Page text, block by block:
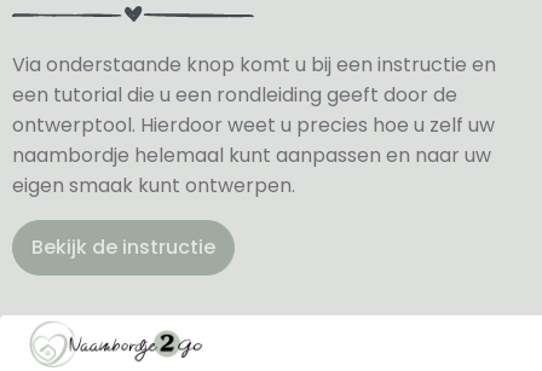
Via onderstaande knop komt u bij een instructie en
een tutorial die u een rondleiding geeft door de
ontwerptool. Hierdoor weet u precies hoe u zelf uw
naambordje helemaal kunt aanpassen en naar uw
eigen smaak kunt ontwerpen.
Bekijk de instructie